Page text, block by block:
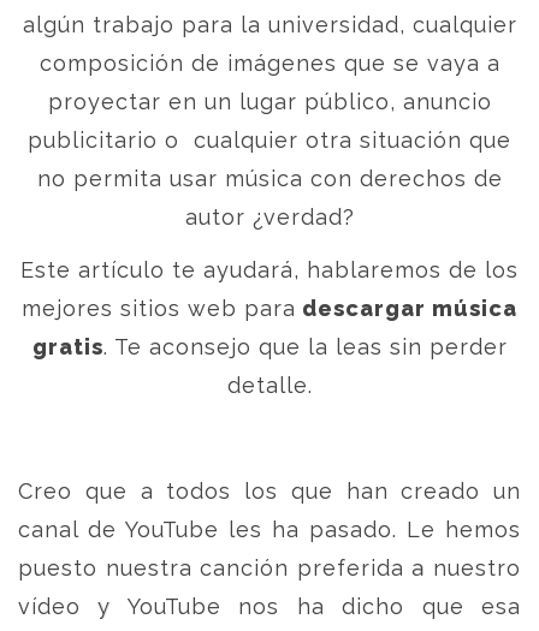
algún trabajo para la universidad, cualquier
composición de imágenes que se vaya a
proyectar en un lugar público, anuncio
publicitario o cualquier otra situación que
no permita usar música con derechos de
autor ¿verdad?
Este artículo te ayudará, hablaremos de los
mejores sitios web para descargar música
gratis. Te aconsejo que la leas sin perder
detalle.
Creo que a todos los que han creado un
canal de YouTube les ha pasado. Le hemos
puesto nuestra canción preferida a nuestro
vídeo y YouTube nos ha dicho que esa